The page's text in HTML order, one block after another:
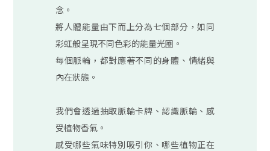
念。
將人體能量由下而上分為七個部分，如同
彩虹般呈現不同色彩的能量光圈。
每個脈輪，都對應著不同的身體、情緒與
內在狀態。
我們會透過抽取脈輪卡牌、認識脈輪、感
受植物香氣。
感受哪些氣味特別吸引你、哪些植物正在